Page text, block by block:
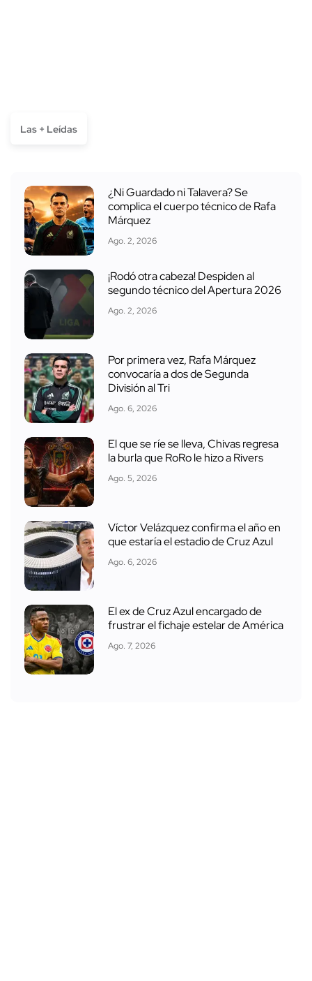
Las + Leídas
¿Ni Guardado ni Talavera? Se
complica el cuerpo técnico de Rafa
Márquez
Ago. 2, 2026
¡Rodó otra cabeza! Despiden al
segundo técnico del Apertura 2026
Ago. 2, 2026
Por primera vez, Rafa Márquez
convocaría a dos de Segunda
División al Tri
Ago. 6, 2026
El que se ríe se lleva, Chivas regresa
la burla que RoRo le hizo a Rivers
Ago. 5, 2026
Víctor Velázquez confirma el año en
que estaría el estadio de Cruz Azul
Ago. 6, 2026
El ex de Cruz Azul encargado de
frustrar el fichaje estelar de América
Ago. 7, 2026